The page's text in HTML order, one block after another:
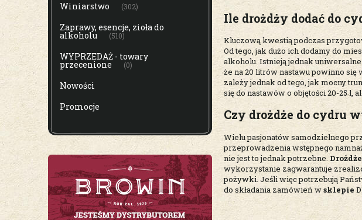
Winiarstwo (302)
Zaprawy, esencje, zioła do
alkoholu (510)
WYPRZEDAŻ - towary
przecenione (0)
Nowości
Promocje
Ile drożdży dodać do
Kluczową kwestią podczas
Od tego, jak dużo ich dodamy do
alkoholu. Istnieją jednak
że na 20 litrów nastawu powinno
zależy jednak od tego, jak mocny
się do nastawów o objętości 20-25
Czy drożdże do cydru
Wielu pasjonatów samodzielnego
przeprowadzenia wstępnego
nie jest to jednak potrzebne.
wykorzystanie zagwarantuje
pożywki. Jeśli więc potrzebują
do składania zamówień wsklepie